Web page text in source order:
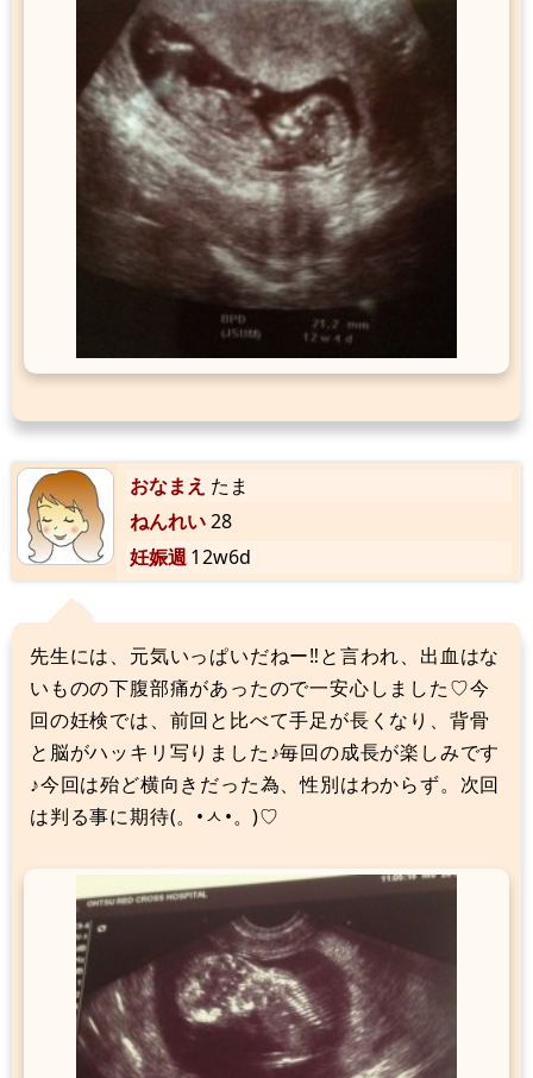
おなまえ たま
ねんれい28
妊娠週12w6d
先生には、元気いっぱいだねー‼︎と言われ、出血はな
いものの下腹部痛があったので一安心しました♡今
回の妊検では、前回と比べて手足が長くなり、背骨
と脳がハッキリ写りました♪毎回の成長が楽しみです
♪今回は殆ど横向きだった為、性別はわからず。次回
は判る事に期待(。•ㅅ•。)♡